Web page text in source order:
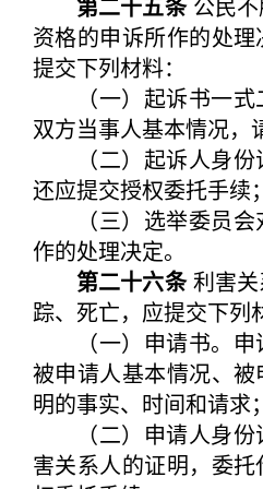
资格的申诉所作的处
提交下列材料：
（一）起诉书一式
双方当事人基本情况，
（二）起诉人身份
还应提交授权委托手续；
（三）选举委员会
作的处理决定。
第二十六条利害关
踪、死亡，应提交下列
（一）申请书。申
被申请人基本情况、
明的事实、时间和请求；
（二）申请人身份
害关系人的证明，委